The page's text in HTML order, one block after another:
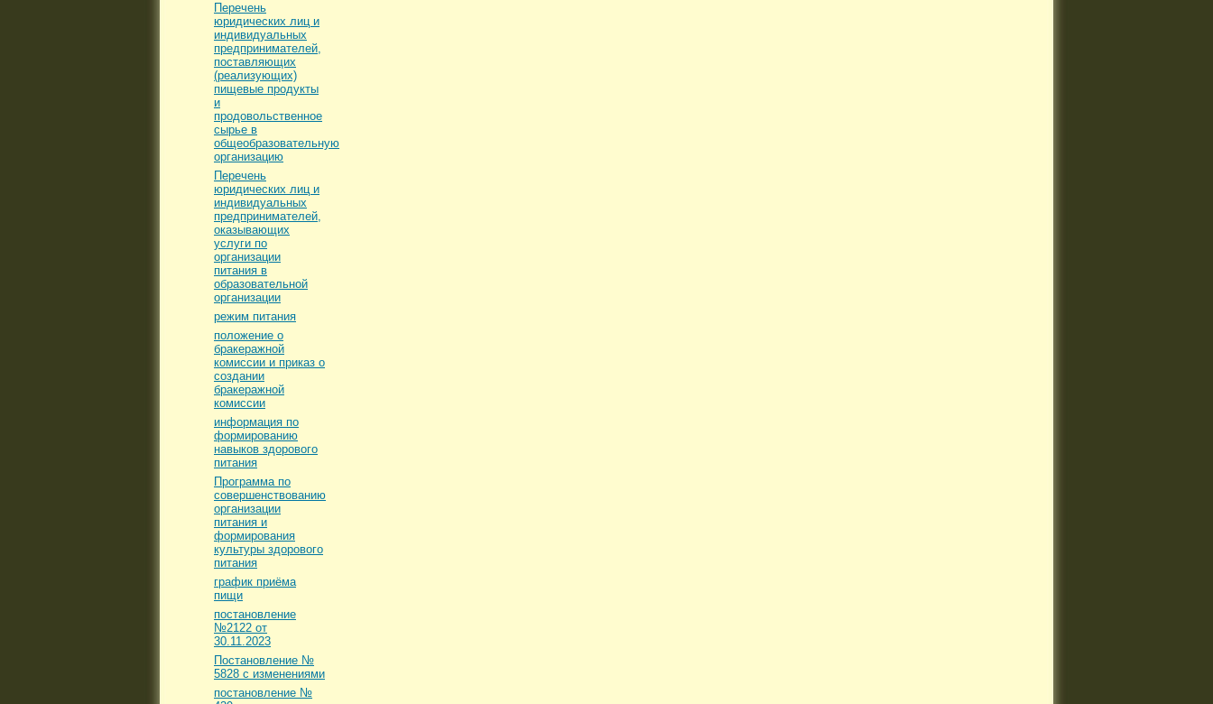
Перечень
юридических лиц и
индивидуальных
предпринимателей,
поставляющих
(реализующих)
пищевые продукты
и
продовольственное
сырье в
общеобразовательную
организацию
Перечень
юридических лиц и
индивидуальных
предпринимателей,
оказывающих
услуги по
организации
питания в
образовательной
организации
режим питания
положение о
бракеражной
комиссии и приказ о
создании
бракеражной
комиссии
информация по
формированию
навыков здорового
питания
Программа по
совершенствованию
организации
питания и
формирования
культуры здорового
питания
график приёма
пищи
постановление
№2122 от
30.11.2023
Постановление №
5828 с изменениями
постановление №